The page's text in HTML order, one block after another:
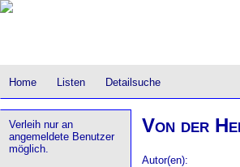
Home Listen Detailsuche
Verleih nur an
angemeldete Benutzer
möglich.
Von der
Autor(en):